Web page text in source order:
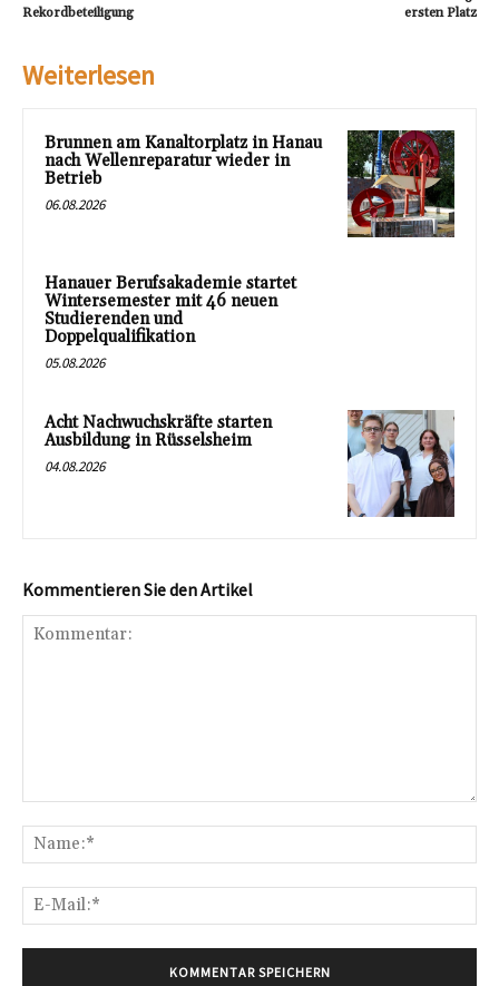
Rekordbeteiligung
ersten Platz
Weiterlesen
Brunnen am Kanaltorplatz in Hanau
nach Wellenreparatur wieder in
Betrieb
06.08.2026
Hanauer Berufsakademie startet
Wintersemester mit 46 neuen
Studierenden und
Doppelqualifikation
05.08.2026
Acht Nachwuchskräfte starten
Ausbildung in Rüsselsheim
04.08.2026
Kommentieren Sie den Artikel